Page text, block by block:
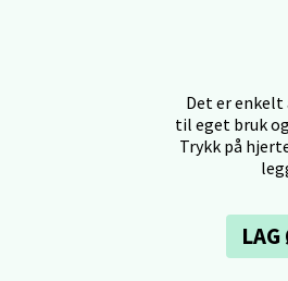
Det er enkelt
til eget bruk
Trykk på